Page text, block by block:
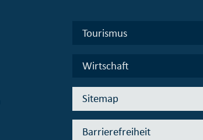
Tourismus
Wirtschaft
Sitemap
Barrierefreiheit